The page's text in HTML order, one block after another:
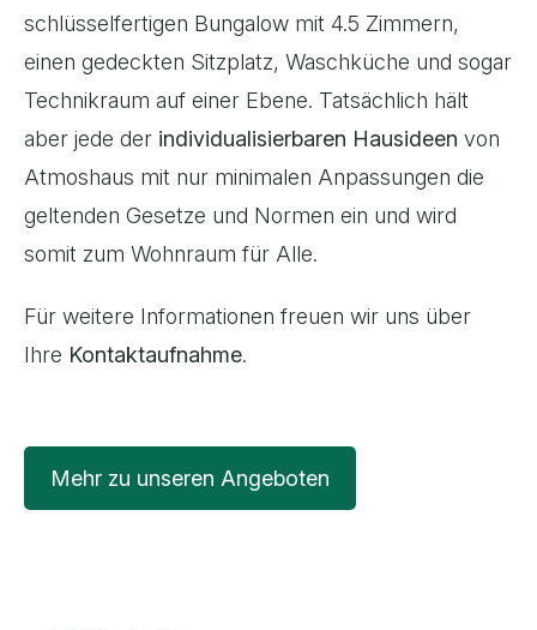
schlüsselfertigen Bungalow mit 4.5 Zimmern,
einen gedeckten Sitzplatz, Waschküche und sogar
Technikraum auf einer Ebene. Tatsächlich hält
aber jede der individualisierbaren Hausideen von
Atmoshaus mit nur minimalen Anpassungen die
geltenden Gesetze und Normen ein und wird
somit zum Wohnraum für Alle.
Für weitere Informationen freuen wir uns über
Ihre Kontaktaufnahme.
Mehr zu unseren Angeboten